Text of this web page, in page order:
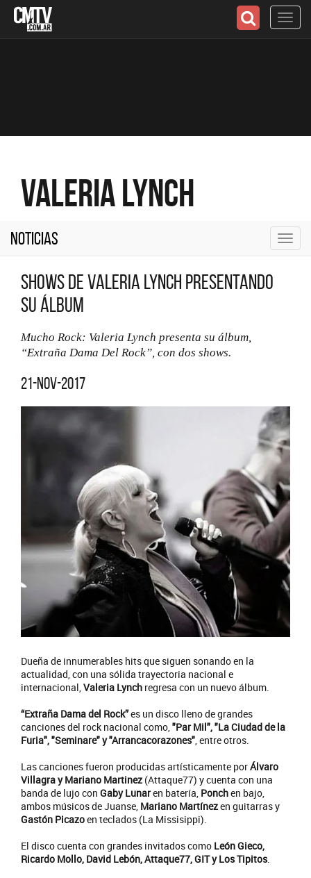
Valeria Lynch
Noticias
Shows de Valeria Lynch presentando
su álbum
Mucho Rock: Valeria Lynch presenta su álbum,
“Extraña Dama Del Rock”, con dos shows.
21-nov-2017
Dueña de innumerables hits que siguen sonando en la
actualidad, con una sólida trayectoria nacional e
internacional,Valeria Lynch regresa con un nuevo álbum.
“Extraña Dama del Rock”es un disco lleno de grandes
canciones del rock nacional como,"Par Mil", "La Ciudad de la
Furia", "Seminare" y "Arrancacorazones", entre otros.
Las canciones fueron producidas artísticamente porÁlvaro
Villagra y Mariano Martinez (Attaque77) y cuenta con una
banda de lujo con Gaby Lunaren batería, Ponchen bajo,
ambos músicos de Juanse, Mariano Martínezen guitarras y
Gastón Picazoen teclados (La Missisippi).
El disco cuenta con grandes invitados como León Gieco,
Ricardo Mollo, David Lebón, Attaque77, GIT y Los Tipitos.